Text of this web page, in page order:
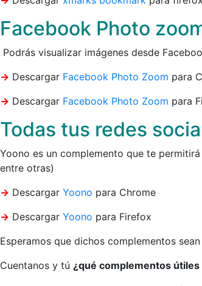
Facebook Photo
Podrás visualizar imágenes desde
-> Descargar Facebook Photo Zoom para
-> Descargar Facebook Photo Zoom para
Todas tus redes
Yoono es un complemento que te
entre otras)
-> Descargar Yoono para Chrome
-> Descargar Yoono para Firefox
Esperamos que dichos complementos
Cuentanos y tú ¿qué complementos